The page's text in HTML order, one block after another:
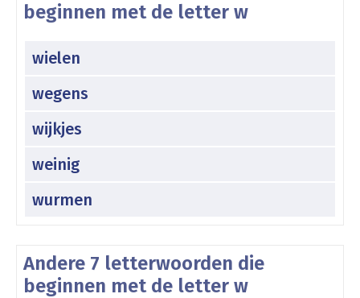
beginnen met de letter w
wielen
wegens
wijkjes
weinig
wurmen
Andere 7 letterwoorden die
beginnen met de letter w